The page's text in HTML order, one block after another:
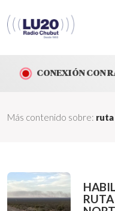
CONEXIÓN CON
Más contenido sobre: ruta